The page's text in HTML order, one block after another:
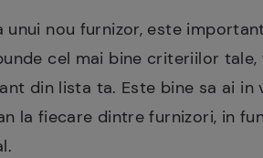
unui nou furnizor, este
cel mai bine criteriilor
din lista ta. Este bine sa ai
la fiecare dintre furnizori, in